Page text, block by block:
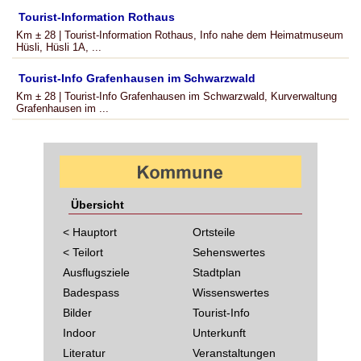
Tourist-Information Rothaus
Km ± 28 | Tourist-Information Rothaus, Info nahe dem Heimatmuseum
Hüsli, Hüsli 1A, ...
Tourist-Info Grafenhausen im Schwarzwald
Km ± 28 | Tourist-Info Grafenhausen im Schwarzwald, Kurverwaltung
Grafenhausen im ...
Übersicht
< Hauptort
< Teilort
Ausflugsziele
Badespass
Bilder
Indoor
Literatur
Ortsteile
Sehenswertes
Stadtplan
Wissenswertes
Tourist-Info
Unterkunft
Veranstaltungen